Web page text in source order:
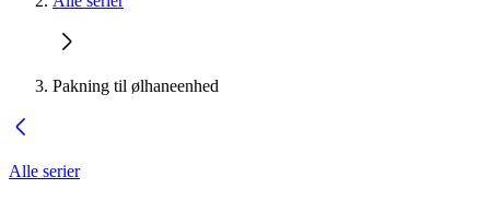
Pakning til ølhaneenhed
Alle serier